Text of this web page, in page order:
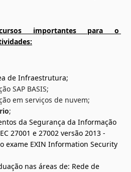
importantes para o
de Infraestrutura;
SAP BASIS;
em serviços de nuvem;
;
da Segurança da Informação
27001 e 27002 versão 2013 -
exame EXIN Information Security
nas áreas de: Rede de